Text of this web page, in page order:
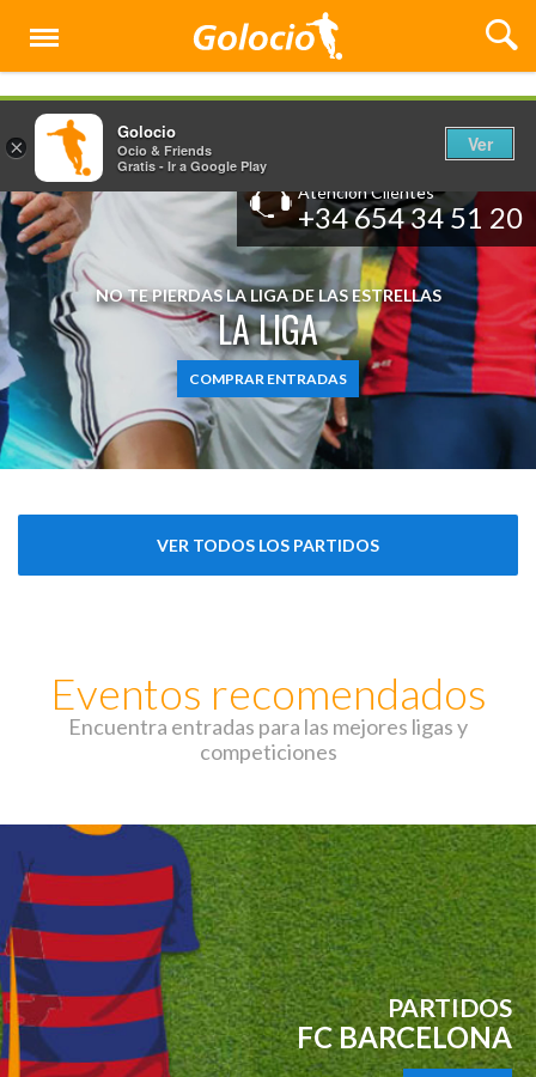
Menú
Atención Clientes
+34 654 34 51 20
NO TE PIERDAS LA LIGA DE LAS ESTRELLAS
LA LIGA
COMPRAR ENTRADAS
VER TODOS LOS PARTIDOS
Eventos recomendados
Encuentra entradas para las mejores ligas y
competiciones
PARTIDOS
FC BARCELONA
×
Golocio
Ocio & Friends
Gratis - Ir a Google Play
Ver